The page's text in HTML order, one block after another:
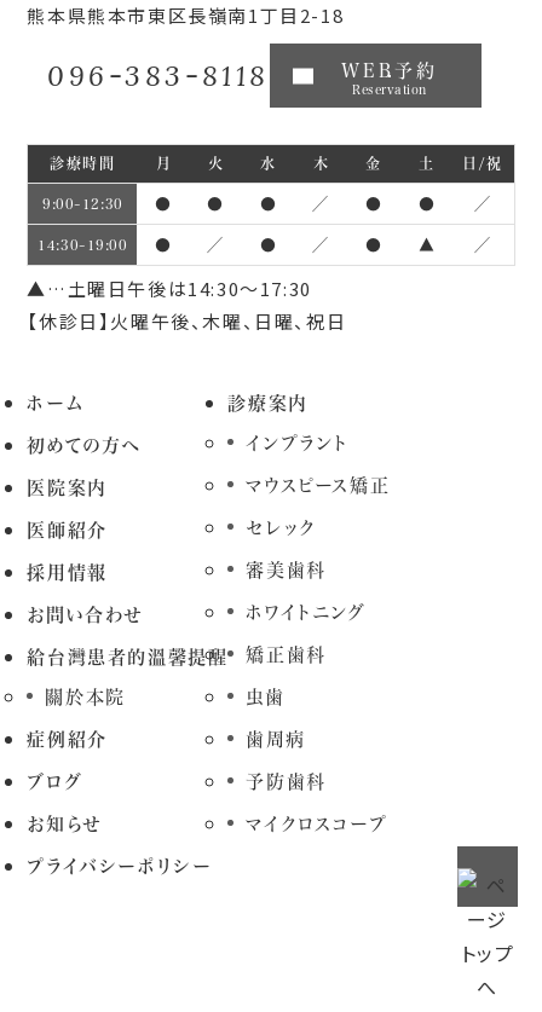
熊本県熊本市東区長嶺南1丁目2-18
096-383-8118 WEB予約
Reservation
診療時間 月 火 水 木 金 土 日/祝
9:00~12:30 ● ● ● ／ ● ● ／
14:30~19:00 ● ／ ● ／ ● ▲ ／
▲…土曜日午後は14:30～17:30
【休診日】火曜午後、木曜、日曜、祝日
ホーム
初めての方へ
医院案内
医師紹介
採用情報
お問い合わせ
給台灣患者的溫馨提醒
關於本院
症例紹介
ブログ
お知らせ
プライバシーポリシー
診療案内
インプラント
マウスピース矯正
セレック
審美歯科
ホワイトニング
矯正歯科
虫歯
歯周病
予防歯科
マイクロスコープ